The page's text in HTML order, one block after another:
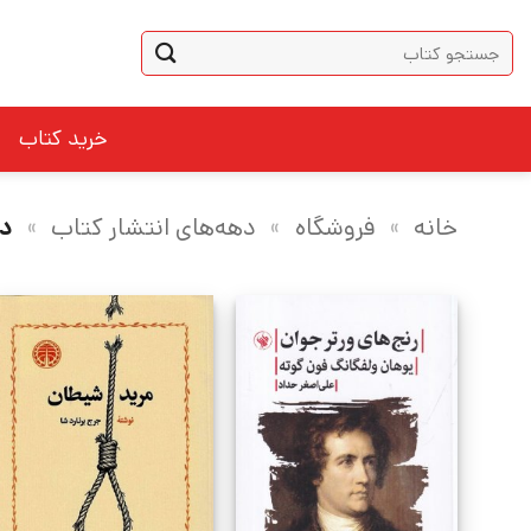
content
جستجو
برای:
خرید کتاب
خانه » فروشگاه » دهه‌های انتشار کتاب »